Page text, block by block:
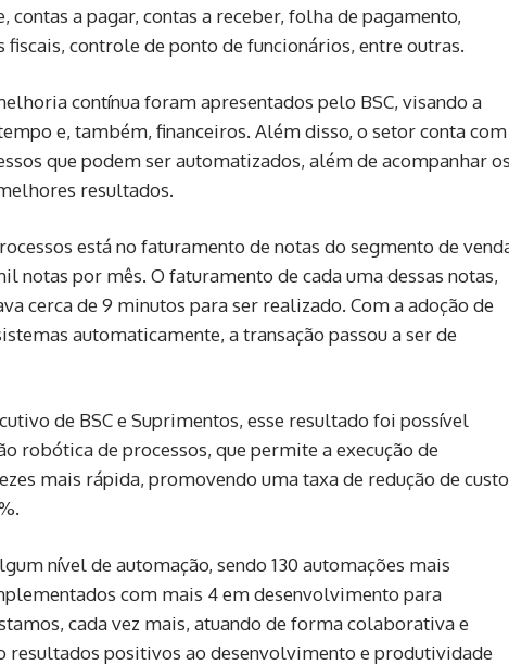
a pagar, contas a receber, folha de pagamento,
controle de ponto de funcionários, entre outras.
contínua foram apresentados pelo BSC, visando a
e, também, financeiros. Além disso, o setor conta com
que podem ser automatizados, além de acompanhar
resultados.
está no faturamento de notas do segmento de
notas por mês. O faturamento de cada uma dessas notas,
cerca de 9 minutos para ser realizado. Com a adoção de
automaticamente, a transação passou a ser de
de BSC e Suprimentos, esse resultado foi possível
robótica de processos, que permite a execução de
mais rápida, promovendo uma taxa de redução de
nível de automação, sendo 130 automações mais
com mais 4 em desenvolvimento para
cada vez mais, atuando de forma colaborativa e
resultados positivos ao desenvolvimento e produtividade